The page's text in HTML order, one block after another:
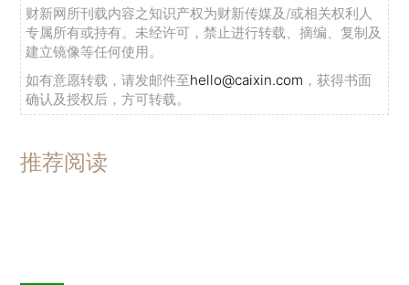
财新网所刊载内容之知识产权为财新传媒及/或相关权利人
专属所有或持有。未经许可，禁止进行转载、摘编、复制及
建立镜像等任何使用。
如有意愿转载，请发邮件至hello@caixin.com ，获得书面
确认及授权后，方可转载。
推荐阅读